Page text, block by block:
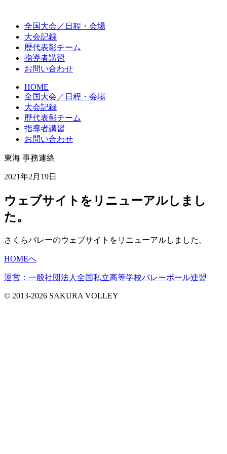
全国大会 ／日程・会場
大会記録
歴代表彰チーム
指導者講習
お問い合わせ
HOME
全国大会／日程・会場
大会記録
歴代表彰チーム
指導者講習
お問い合わせ
東海 事務連絡
2021年2月19日
ウェブサイトをリニューアルしまし
た。
さくらバレーのウェブサイトをリニューアルしました。
HOMEへ
運営：一般社団法人全国私立高等学校バレーボール連盟
© 2013-2026 SAKURA VOLLEY